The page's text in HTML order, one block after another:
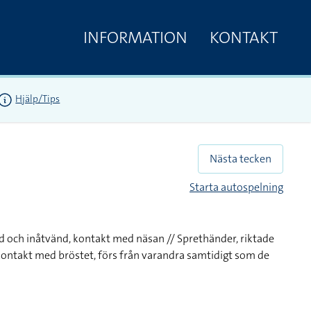
INFORMATION KONTAKT
Hjälp/Tips
Nästa tecken
Starta autospelning
och inåtvänd, kontakt med näsan // Sprethänder, riktade
med bröstet, förs från varandra samtidigt som de